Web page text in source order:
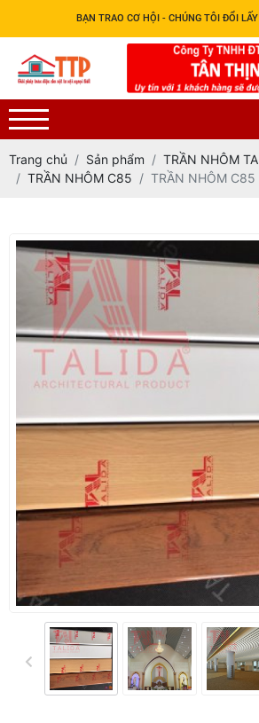
BẠN TRAO CƠ HỘI - CHÚNG TÔI ĐỔI
Trang chủ Sản phẩm
TRẦN NHÔM
TRẦN NHÔM C85
TRẦN NHÔM C85